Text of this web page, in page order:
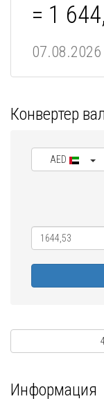
= 1
07.08.2026
Конвертер
AED
Информация